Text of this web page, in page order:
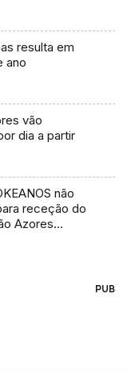
resulta em
ano
vão
dia a partir
não
receção do
Azores
PUB